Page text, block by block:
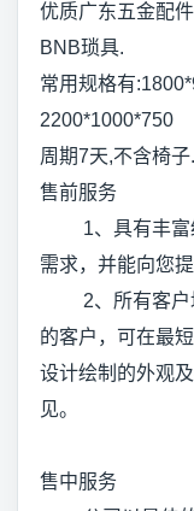
优质广东五金配
BNB琐具.
常用规格有
2200*1000*750
周期7天,不含椅子.
售前服务
1、具有丰富经
需求，并能向您
2、所有客户均
的客户，可在最
设计绘制的外观
见。
售中服务